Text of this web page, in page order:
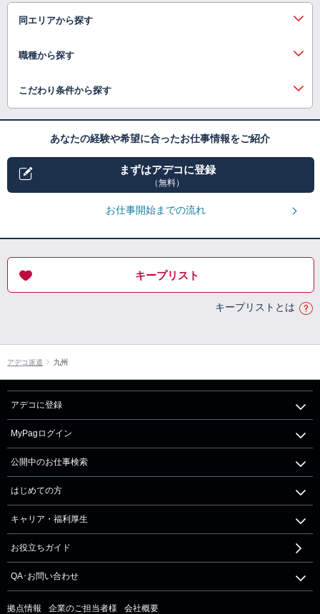
同エリアから探す
職種から探す
こだわり条件から探す
あなたの経験や希望に合ったお仕事情報をご紹介
まずはアデコに登録
（無料）
お仕事開始までの流れ
キープリスト
キープリストとは
アデコ派遣 九州
アデコに登録
MyPagログイン
公開中のお仕事検索
はじめての方
キャリア・福利厚生
お役立ちガイド
QA･お問い合わせ
拠点情報 企業のご担当者様 会社概要